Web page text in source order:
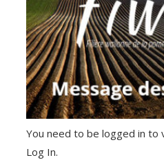
You need to be logged in to
Log In.